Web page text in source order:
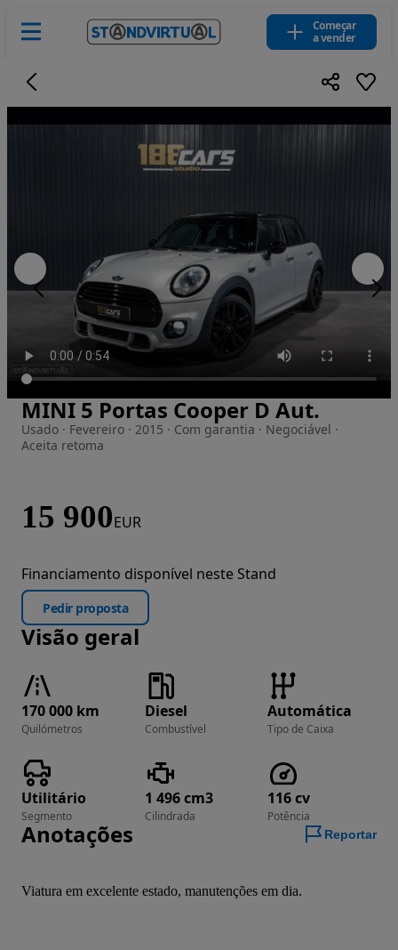
Começar
a vender
Imagem 1 de 62
MINI 5 Portas Cooper D Aut.
Usado · Fevereiro · 2015 · Com garantia · Negociável ·
Aceita retoma
15 900EUR
Financiamento disponível neste Stand
Pedir proposta
Visão geral
170 000 km
Quilómetros
Diesel
Combustível
Automática
Tipo de Caixa
Utilitário
Segmento
1 496 cm3
Cilindrada
116 cv
Potência
Anotações Reportar
Viatura em excelente estado, manutenções em dia.